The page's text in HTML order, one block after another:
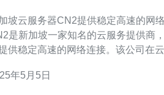
坡云服务器CN2提供稳定高速的网络连接 云
是新加坡一家知名的云服务提供商
供稳定高速的网络连接。该公司在
云服务器解决方案。 云服务器CN2采用了高性能的
年5月5日